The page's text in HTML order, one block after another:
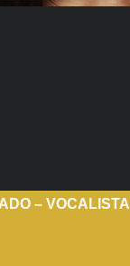
– VOCALISTA